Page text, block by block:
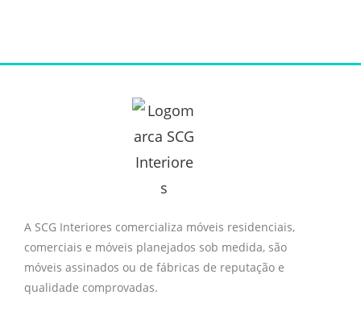
A SCG Interiores comercializa móveis residenciais,
comerciais e móveis planejados sob medida, são
móveis assinados ou de fábricas de reputação e
qualidade comprovadas.